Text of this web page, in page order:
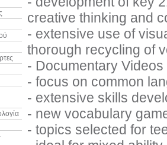
creative thinking and
- extensive use of
thorough recycling of
- Documentary
- focus on common
- extensive skills
- new vocabulary
- topics selected for